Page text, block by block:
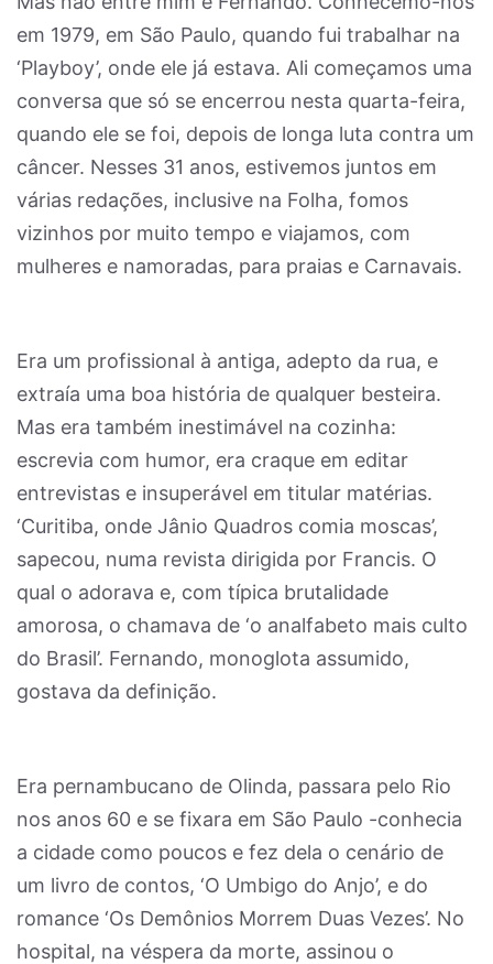
em 1979, em São Paulo, quando fui trabalhar na
‘Playboy’, onde ele já estava. Ali começamos uma
conversa que só se encerrou nesta quarta-feira,
quando ele se foi, depois de longa luta contra um
câncer. Nesses 31 anos, estivemos juntos em
várias redações, inclusive na Folha, fomos
vizinhos por muito tempo e viajamos, com
mulheres e namoradas, para praias e Carnavais.
Era um profissional à antiga, adepto da rua, e
extraía uma boa história de qualquer besteira.
Mas era também inestimável na cozinha:
escrevia com humor, era craque em editar
entrevistas e insuperável em titular matérias.
‘Curitiba, onde Jânio Quadros comia moscas’,
sapecou, numa revista dirigida por Francis. O
qual o adorava e, com típica brutalidade
amorosa, o chamava de ‘o analfabeto mais culto
do Brasil’. Fernando, monoglota assumido,
gostava da definição.
Era pernambucano de Olinda, passara pelo Rio
nos anos 60 e se fixara em São Paulo -conhecia
a cidade como poucos e fez dela o cenário de
um livro de contos, ‘O Umbigo do Anjo’, e do
romance ‘Os Demônios Morrem Duas Vezes’. No
hospital, na véspera da morte, assinou o